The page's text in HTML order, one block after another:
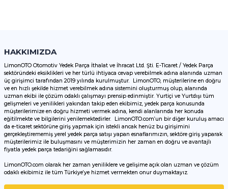
Görüş ve önerileriniz için teşekkür ederiz.
Ürün resmi kalitesiz, bozuk veya görüntülenemiyor.
Ürün açıklamasında eksik bilgiler bulunuyor.
Ürün bilgilerinde hatalar bulunuyor.
Ürün fiyatı diğer sitelerden daha pahalı.
Bu ürüne benzer farklı alternatifler olmalı.
HAKKIMIZDA
LimonOTO Otomotiv Yedek Parça İthalat ve İhracat Ltd. Şti. E-Ticaret / Yedek Parça
sektöründeki eksiklikleri ve her türlü ihtiyaca cevap verebilmek adına alanında uzman
üç girişimci tarafından 2019 yılında kurulmuştur. LimonOTO, müşterilerine en doğru
ve en hızlı şekilde hizmet verebilmek adına sistemini oluşturmuş olup, alanında
uzman ekibi ile çözüm odaklı çalışmayı prensip edinmiştir. Yurtiçi ve Yurtdışı tüm
gelişmeleri ve yenilikleri yakından takip eden ekibimiz, yedek parça konusunda
müşterilerimize en doğru hizmeti vermek adına, kendi alanlarında her konuda
eğitilmekte ve bilgilerini yenilemektedirler. LimonOTO.com’un bir diğer kuruluş amacı
da e-ticaret sektörüne giriş yapmak için istekli ancak henüz bu girişimini
gerçekleştirememiş yerel yedek parça satışı yapan esnaflarımızın, sektöre giriş yaparak
müşterilerimiz ile buluşmasını ve müşterimizin her zaman en doğru ve avantajlı
fiyatla yedek parça tedariğini sağlamasıdır.
LimonOTO.com olarak her zaman yeniliklere ve gelişime açık olan uzman ve çözüm
odaklı ekibimiz ile tüm Türkiye’ye hizmet vermekten onur duymaktayız.